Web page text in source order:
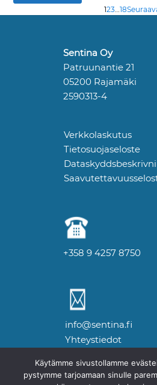
123…18
Sentina Oy
Patruunantie 21
05200 Rajamäki
2590313-4
Verkkolaskutus
Tietosuojaseloste
+358 9 4257 8750
info@sentina.fi
Yhteystiedot
Käytämme sivustollamme
pystymme tarjoamaan sinulle